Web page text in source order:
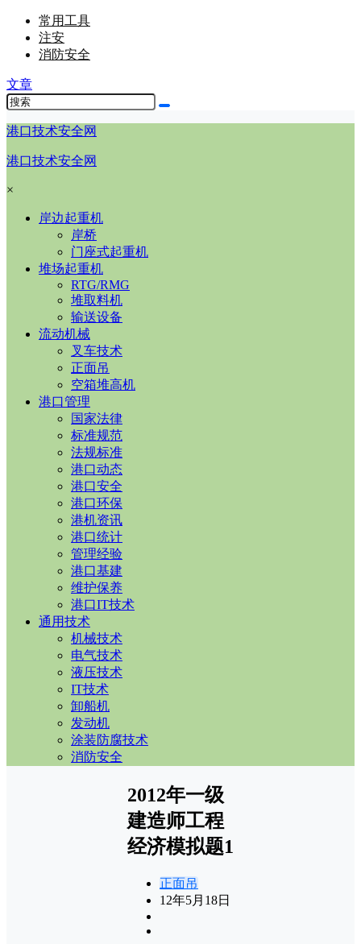
常用工具
注安
消防安全
文章
港口技术安全网
港口技术安全网
×
岸边起重机
岸桥
门座式起重机
堆场起重机
RTG/RMG
堆取料机
输送设备
流动机械
叉车技术
正面吊
空箱堆高机
港口管理
国家法律
标准规范
法规标准
港口动态
港口安全
港口环保
港机资讯
港口统计
管理经验
港口基建
维护保养
港口IT技术
通用技术
机械技术
电气技术
液压技术
IT技术
卸船机
发动机
涂装防腐技术
消防安全
2012年一级
建造师工程
经济模拟题1
正面吊
12年5月18日